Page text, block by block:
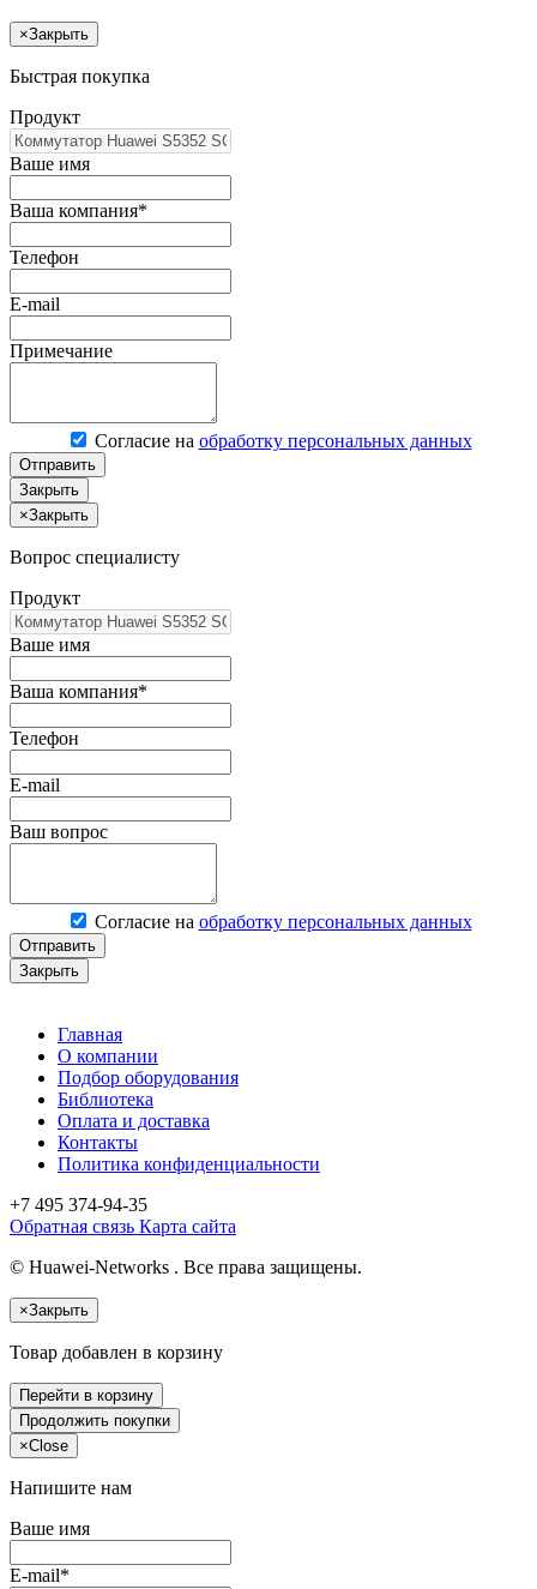
×Закрыть
Быстрая покупка
Продукт
Ваше имя
Ваша компания*
Телефон
E-mail
Примечание
Согласие на обработку персональных данных
Отправить
Закрыть
×Закрыть
Вопрос специалисту
Продукт
Ваше имя
Ваша компания*
Телефон
E-mail
Ваш вопрос
Согласие на обработку персональных данных
Отправить
Закрыть
Главная
О компании
Подбор оборудования
Библиотека
Оплата и доставка
Контакты
Политика конфиденциальности
+7 495 374-94-35
Обратная связь Карта сайта
© Huawei-Networks . Все права защищены.
×Закрыть
Товар добавлен в корзину
Перейти в корзину
Продолжить покупки
×Close
Напишите нам
Ваше имя
E-mail*